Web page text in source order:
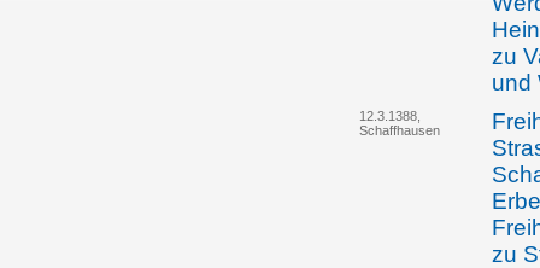
zu
und
12.3.1388,
Schaffhausen
zu